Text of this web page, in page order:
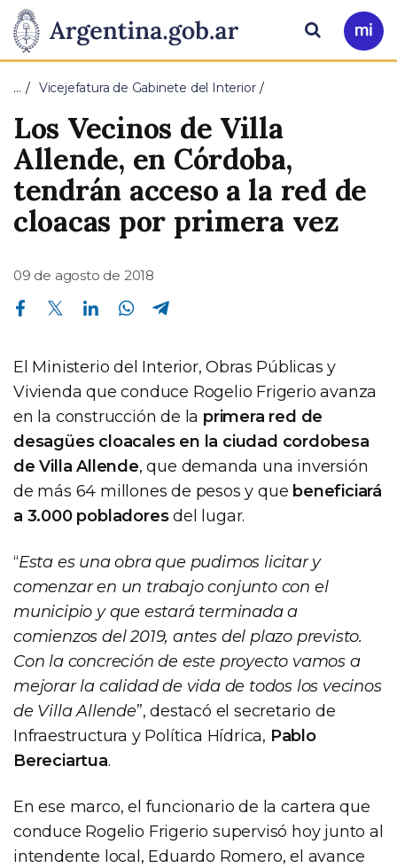
Presidencia
de
la
Nación
Pasar al contenido principal
Ir
a
Buscar
… Vicejefatura de Gabinete del Interior
Los Vecinos de Villa
Allende, en Córdoba,
tendrán acceso a la red de
cloacas por primera vez
09 de agosto de 2018
Compartir en Facebook Compartir en Twitter Compartir en Linkedin Compartir en Whatsapp
El Ministerio del Interior, Obras Públicas y
Vivienda que conduce Rogelio Frigerio avanza
en la construcción de la primera red de
desagües cloacales en la ciudad cordobesa
de Villa Allende, que demanda una inversión
de más 64 millones de pesos y que beneficiará
a 3.000 pobladoresdel lugar.
“Esta es una obra que pudimos licitar y
comenzar en un trabajo conjunto con el
municipio y que estará terminada a
comienzos del 2019, antes del plazo previsto.
Con la concreción de este proyecto vamos a
mejorar la calidad de vida de todos los vecinos
de Villa Allende”, destacó el secretario de
Infraestructura y Política Hídrica, Pablo
Bereciartua.
En ese marco, el funcionario de la cartera que
conduce Rogelio Frigerio supervisó hoy junto al
intendente local, Eduardo Romero, el avance